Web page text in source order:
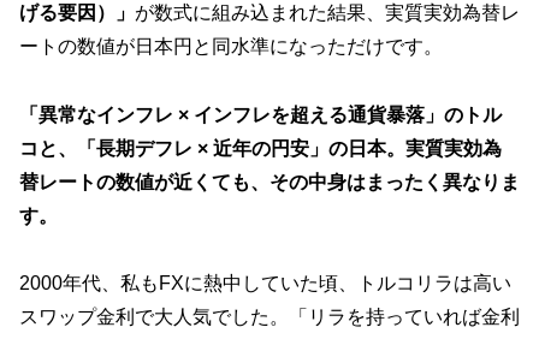
げる要因）」 が数式に組み込まれた結果、実質実効為替レ
ートの数値が日本円と同水準になっただけです。
「異常なインフレ × インフレを超える通貨暴落」のトル
コと、「長期デフレ × 近年の円安」の日本。実質実効為
替レートの数値が近くても、その中身はまったく異なりま
す。
2000年代、私もFXに熱中していた頃、トルコリラは高い
スワップ金利で大人気でした。「リラを持っていれば金利